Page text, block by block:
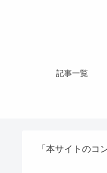
記事一覧
「本サイトのコ